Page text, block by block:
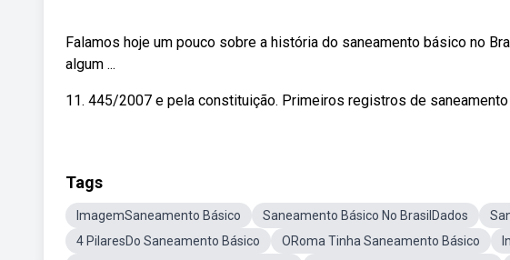
Falamos hoje um pouco sobre a história do saneamento básico no
algum ...
11. 445/2007 e pela constituição. Primeiros registros de
Tags
ImagemSaneamento Básico Saneamento Básico No BrasilDados
4 PilaresDo Saneamento Básico
ORoma Tinha Saneamento Básico